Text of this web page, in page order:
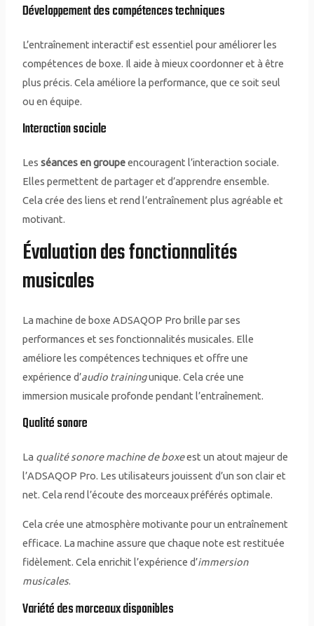
Développement des compétences techniques
L’entraînement interactif est essentiel pour améliorer les
compétences de boxe. Il aide à mieux coordonner et à être
plus précis. Cela améliore la performance, que ce soit seul
ou en équipe.
Interaction sociale
Lesséances en groupeencouragent l’interaction sociale.
Elles permettent de partager et d’apprendre ensemble.
Cela crée des liens et rend l’entraînement plus agréable et
motivant.
Évaluation des fonctionnalités
musicales
La machine de boxe ADSAQOP Pro brille par ses
performances et ses fonctionnalités musicales. Elle
améliore les compétences techniques et offre une
expérience d’audio trainingunique. Cela crée une
immersion musicale profonde pendant l’entraînement.
Qualité sonore
La qualité sonore machine de boxeest un atout majeur de
l’ADSAQOP Pro. Les utilisateurs jouissent d’un son clair et
net. Cela rend l’écoute des morceaux préférés optimale.
Cela crée une atmosphère motivante pour un entraînement
efficace. La machine assure que chaque note est restituée
fidèlement. Cela enrichit l’expérience d’immersion
musicales.
Variété des morceaux disponibles